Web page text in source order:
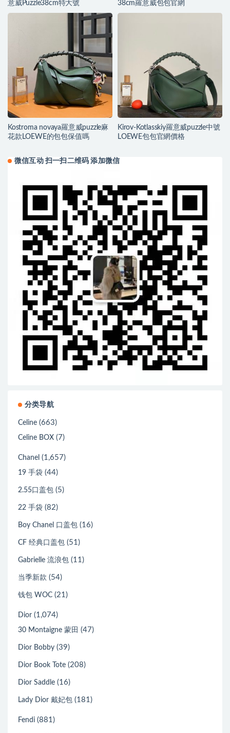
意威Puzzle38cm特大號 38cm羅意威包包官網
Kostroma novaya羅意威puzzle麻
花款LOEWE的包包保值嗎
Kirov-Kotlasskiy羅意威puzzle中號
LOEWE包包官網價格
微信互动 扫一扫二维码 添加微信
分类导航
Celine (663)
Celine BOX (7)
Chanel (1,657)
19 手袋 (44)
2.55口盖包 (5)
22 手袋 (82)
Boy Chanel 口盖包 (16)
CF 经典口盖包 (51)
Gabrielle 流浪包 (11)
当季新款 (54)
钱包 WOC (21)
Dior (1,074)
30 Montaigne 蒙田 (47)
Dior Bobby (39)
Dior Book Tote (208)
Dior Saddle (16)
Lady Dior 戴妃包 (181)
Fendi (881)